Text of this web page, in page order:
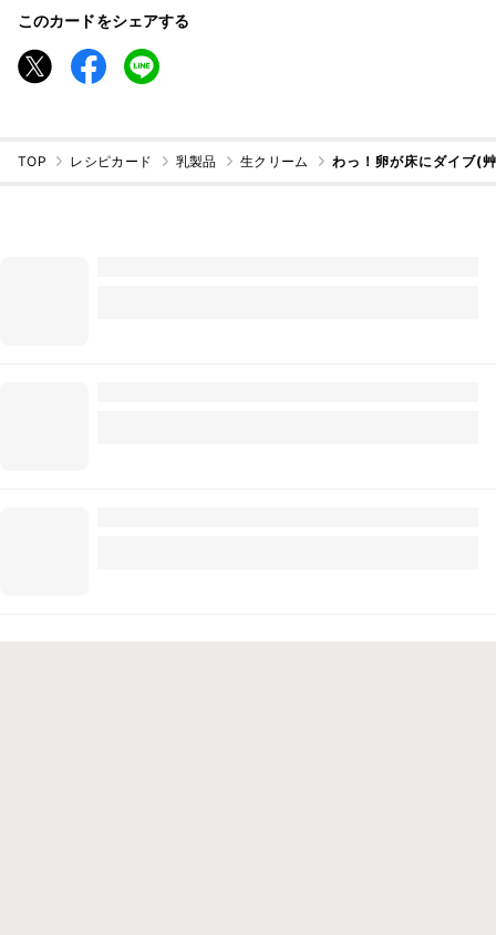
このカードをシェアする
TOP レシピカード 乳製品 生クリーム わっ！卵が床にダイブ(